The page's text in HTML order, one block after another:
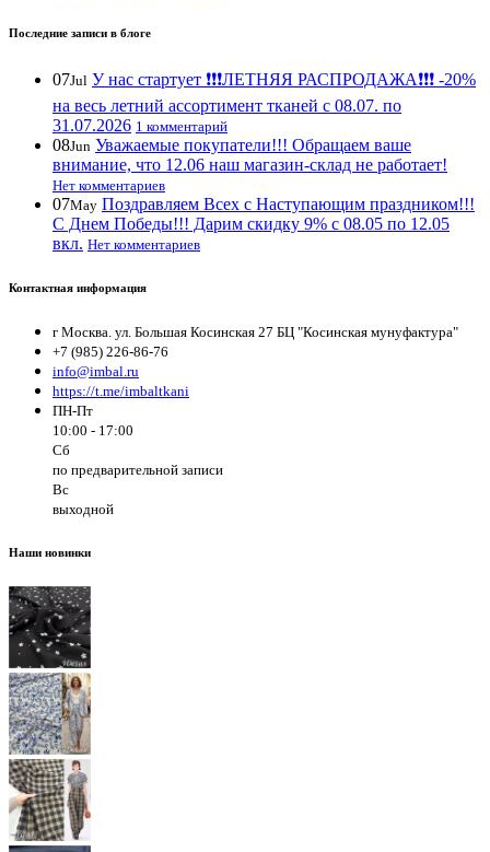
Последние записи в блоге
07Jul У нас стартует ❗️❗️❗️ЛЕТНЯЯ РАСПРОДАЖА❗️❗️❗️ -20%
на весь летний ассортимент тканей с 08.07. по
31.07.2026 1 комментарий
08Jun Уважаемые покупатели!!! Обращаем ваше
внимание, что 12.06 наш магазин-склад не работает!
Нет комментариев
07May Поздравляем Всех с Наступающим праздником!!!
С Днем Победы!!! Дарим скидку 9% с 08.05 по 12.05
вкл. Нет комментариев
Контактная информация
г Москва. ул. Большая Косинская 27 БЦ "Косинская мунуфактура"
+7 (985) 226-86-76
info@imbal.ru
https://t.me/imbaltkani
ПН-Пт
10:00 - 17:00
Сб
по предварительной записи
Вс
выходной
Наши новинки